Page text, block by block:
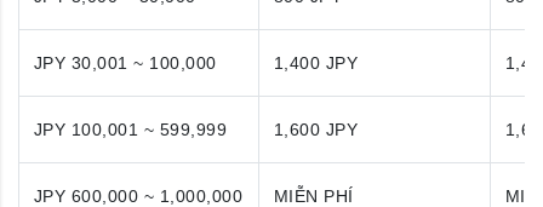
JPY 30,001 ~ 100,000 1,400 JPY
JPY 100,001 ~ 599,999 1,600 JPY
JPY 600,000 ~ 1,000,000 MIỄN PHÍ